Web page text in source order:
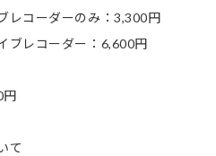
レコーダーのみ：3,300円
ブレコーダー：6,600円
円
て